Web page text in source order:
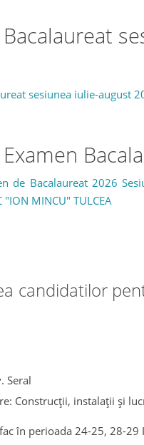
sesiunea iulie-august
de Bacalaureat 2026
"ION MINCU" TULCEA
candidatilor
Seral
Construcții, instalații și
în perioada 24-25, 28-29